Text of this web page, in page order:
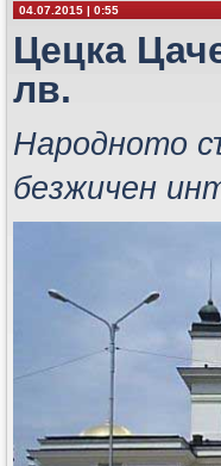
04.07.2015 | 0:55
Цецка
лв.
Народното
безжичен